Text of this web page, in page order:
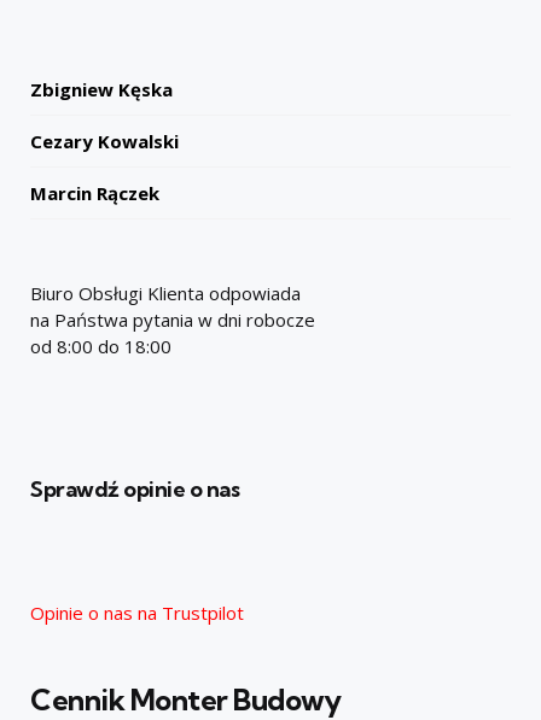
Zbigniew Kęska
Cezary Kowalski
Marcin Rączek
Biuro Obsługi Klienta odpowiada
na Państwa pytania w dni robocze
od 8:00 do 18:00
Sprawdź opinie o nas
Opinie o nas na Trustpilot
Cennik Monter Budowy